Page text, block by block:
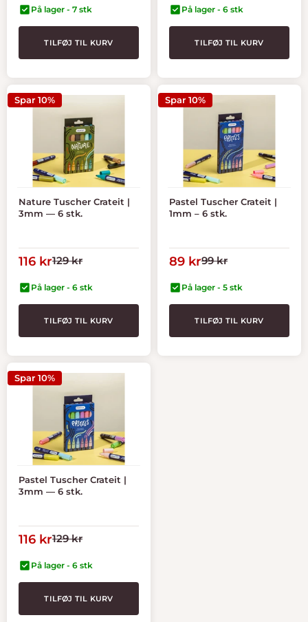
På lager - 7 stk
TILFØJ TIL KURV
På lager - 6 stk
TILFØJ TIL KURV
Spar 10%
Nature Tuscher Crateit |
3mm — 6 stk.
Tilbudspris
116 krNormal
129 kr
På lager - 6 stk
TILFØJ TIL KURV
Spar 10%
Pastel Tuscher Crateit |
1mm – 6 stk.
Tilbudspris
89 krNormal
99 kr
På lager - 5 stk
TILFØJ TIL KURV
Spar 10%
Pastel Tuscher Crateit |
3mm — 6 stk.
Tilbudspris
116 krNormal
129 kr
På lager - 6 stk
TILFØJ TIL KURV